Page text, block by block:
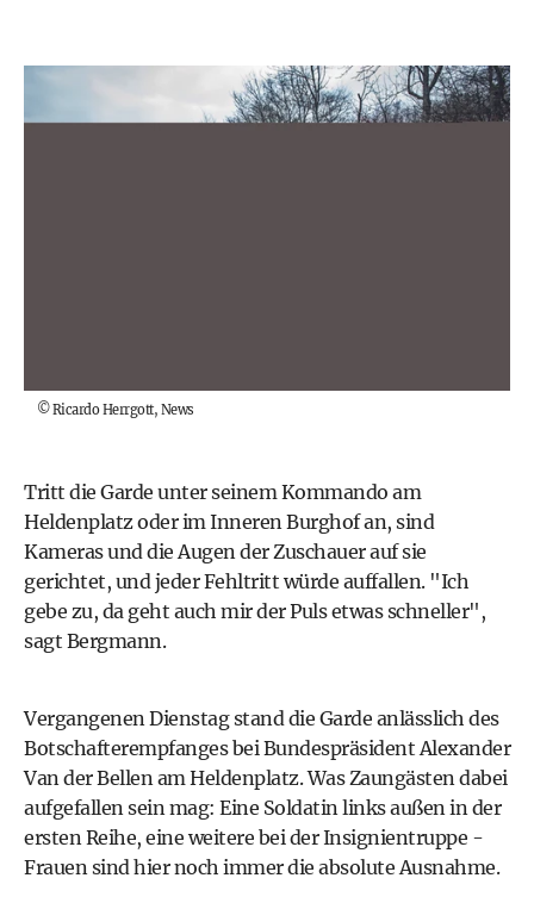
©Ricardo Herrgott, News
Tritt die Garde unter seinem Kommando am
Heldenplatz oder im Inneren Burghof an, sind
Kameras und die Augen der Zuschauer auf sie
gerichtet, und jeder Fehltritt würde auffallen. "Ich
gebe zu, da geht auch mir der Puls etwas schneller",
sagt Bergmann.
Vergangenen Dienstag stand die Garde anlässlich des
Botschafterempfanges bei Bundespräsident Alexander
Van der Bellen am Heldenplatz. Was Zaungästen dabei
aufgefallen sein mag: Eine Soldatin links außen in der
ersten Reihe, eine weitere bei der Insignientruppe -
Frauen sind hier noch immer die absolute Ausnahme.